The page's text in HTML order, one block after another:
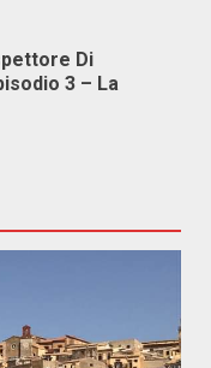
Di
3 – La